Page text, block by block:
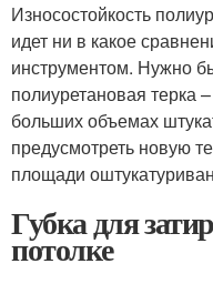
Износостойкость
идет ни в какое
инструментом. Нужно
полиуретановая терка
больших объемах
предусмотреть новую
площади
Губка для
потолке